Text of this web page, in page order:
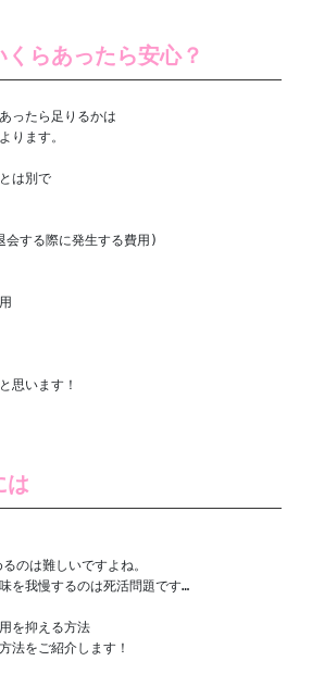
らあったら安心？
ったら足りるかは
ります。
は別で
会する際に発生する費用)
思います！
は
のは難しいですよね。
を我慢するのは死活問題です…
を抑える方法
法をご紹介します！